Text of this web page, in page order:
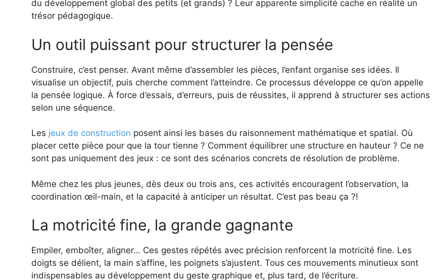
du développement global des petits (et grands) ? Leur apparente simplicité cache en réalité un
trésor pédagogique.
Un outil puissant pour structurer la pensée
Construire, c’est penser. Avant même d’assembler les pièces, l’enfant organise ses idées. Il
visualise un objectif, puis cherche comment l’atteindre. Ce processus développe ce qu’on appelle
la pensée logique. À force d’essais, d’erreurs, puis de réussites, il apprend à structurer ses actions
selon une séquence.
Les jeux de construction posent ainsi les bases du raisonnement mathématique et spatial. Où
placer cette pièce pour que la tour tienne ? Comment équilibrer une structure en hauteur ? Ce ne
sont pas uniquement des jeux : ce sont des scénarios concrets de résolution de problème.
Même chez les plus jeunes, dès deux ou trois ans, ces activités encouragent l’observation, la
coordination œil-main, et la capacité à anticiper un résultat. C’est pas beau ça ?!
La motricité fine, la grande gagnante
Empiler, emboîter, aligner… Ces gestes répétés avec précision renforcent la motricité fine. Les
doigts se délient, la main s’affine, les poignets s’ajustent. Tous ces mouvements minutieux sont
indispensables au développement du geste graphique et, plus tard, de l’écriture.